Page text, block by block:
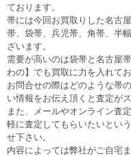
ております。
帯には今回お買取りした名古
帯、袋帯、兵児帯、角帯、半
ざいます。
需要が高いのは袋帯と名古屋
わの】でも買取に力を入れてお
お問合せの際はどのような帯
い情報をお伝え頂くと査定が
また、メールやオンライン査
軽に査定してもらいたいとい
せ下さい。
内容によっては弊社がご自宅